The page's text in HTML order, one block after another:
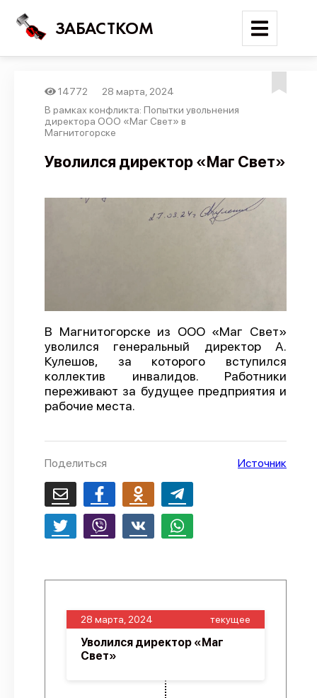
ЗАБАСТКОМ
Войти
Новости
Трудовые конфликты
API
О проекте
Политика конфиденциальности
14772
28 марта, 2024
В рамках конфликта: Попытки увольнения
директора ООО «Маг Свет» в
Магнитогорске
Уволился директор «Маг Свет»
В Магнитогорске из ООО «Маг Свет»
уволился генеральный директор А.
Кулешов, за которого вступился
коллектив инвалидов. Работники
переживают за будущее предприятия и
рабочие места.
Поделиться Источник
28 марта, 2024 текущее
Уволился директор «Маг
Свет»